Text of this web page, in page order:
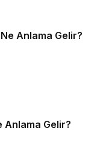
Ne Anlama Gelir?
Anlama Gelir?